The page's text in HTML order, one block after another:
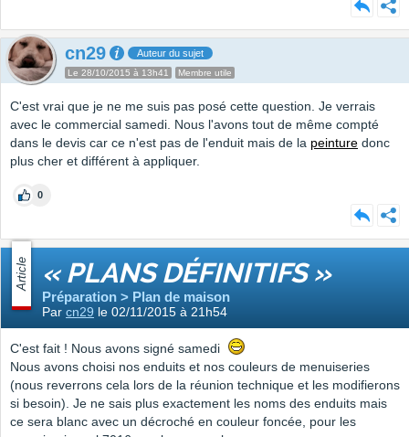
cn29 Auteur du sujet
Le 28/10/2015 à 13h41 Membre utile
C'est vrai que je ne me suis pas posé cette question. Je verrais
avec le commercial samedi. Nous l'avons tout de même compté
dans le devis car ce n'est pas de l'enduit mais de la peinture donc
plus cher et différent à appliquer.
0
Article « PLANS DÉFINITIFS »
Préparation > Plan de maison
Par cn29 le 02/11/2015 à 21h54
C'est fait ! Nous avons signé samedi
Nous avons choisi nos enduits et nos couleurs de menuiseries
(nous reverrons cela lors de la réunion technique et les modifierons
si besoin). Je ne sais plus exactement les noms des enduits mais
ce sera blanc avec un décroché en couleur foncée, pour les